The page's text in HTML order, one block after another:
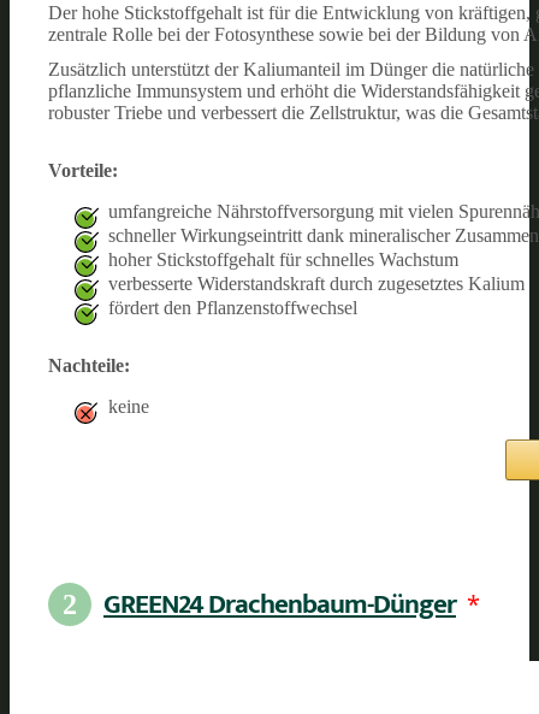
Der hohe Stickstoffgehalt ist für die Entwicklung von kräftigen,
zentrale Rolle bei der Fotosynthese sowie bei der Bildung von
Zusätzlich unterstützt der Kaliumanteil im Dünger die
pflanzliche Immunsystem und erhöht die Widerstandsfähigkeit
robuster Triebe und verbessert die Zellstruktur, was die
Vorteile:
umfangreiche Nährstoffversorgung mit vielen
schneller Wirkungseintritt dank mineralischer
hoher Stickstoffgehalt für schnelles Wachstum
verbesserte Widerstandskraft durch zugesetztes Kalium
fördert den Pflanzenstoffwechsel
Nachteile:
keine
2 GREEN24 Drachenbaum-Dünger *